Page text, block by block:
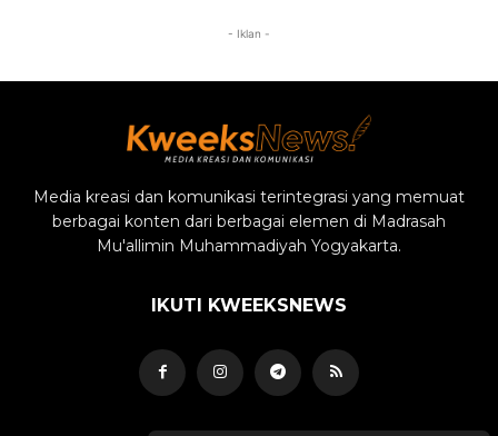
- Iklan -
Media kreasi dan komunikasi terintegrasi yang memuat
berbagai konten dari berbagai elemen di Madrasah
Mu'allimin Muhammadiyah Yogyakarta.
IKUTI KWEEKSNEWS